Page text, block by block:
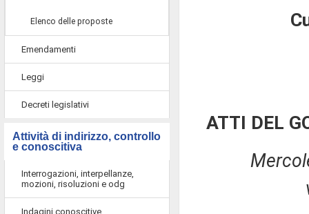
Elenco delle proposte
Emendamenti
Leggi
Decreti legislativi
Attività di indirizzo, controllo
e conoscitiva
Interrogazioni, interpellanze,
mozioni, risoluzioni e odg
Indagini conoscitive
ATTI DEL